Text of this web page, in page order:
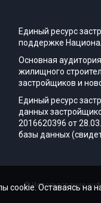
Единый ресурс
поддержке
Основная
жилищного
застройщиков и
Единый ресурс
данных
2016620396 от
базы данных
© Использование
cookie. Оставаясь на